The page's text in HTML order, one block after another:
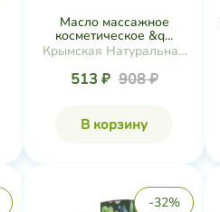
Масло массажное
косметическое &q...
Крымская Натуральная
513 ₽ 908 ₽
В корзину
-32%